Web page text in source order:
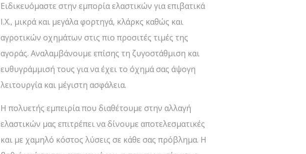
Ειδικευόμαστε στην εμπορία ελαστικών για επιβατικά
Ι.Χ., μικρά και μεγάλα φορτηγά, κλάρκς καθώς και
αγροτικών οχημάτων στις πιο προσιτές τιμές της
αγοράς. Αναλαμβάνουμε επίσης τη ζυγοστάθμιση και
ευθυγράμμισή τους για να έχει το όχημά σας άψογη
λειτουργία και μέγιστη ασφάλεια.
Η πολυετής εμπειρία που διαθέτουμε στην αλλαγή
ελαστικών μας επιτρέπει να δίνουμε αποτελεσματικές
και με χαμηλό κόστος λύσεις σε κάθε σας πρόβλημα. Η